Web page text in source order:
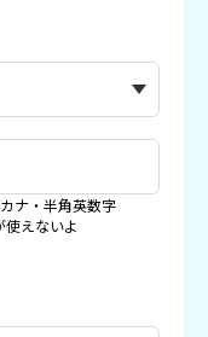
ナ・半角英数字
えないよ